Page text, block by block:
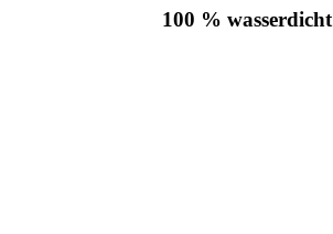
100 % wasserdicht